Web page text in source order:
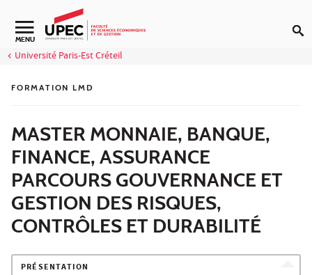
Aller au contenu
Navigation secondaire
MENU
Université Paris-Est Créteil
FORMATION LMD
MASTER MONNAIE, BANQUE,
FINANCE, ASSURANCE
PARCOURS GOUVERNANCE ET
GESTION DES RISQUES,
CONTRÔLES ET DURABILITÉ
PRÉSENTATION